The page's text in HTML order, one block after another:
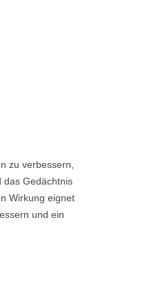
zu verbessern,
das Gedächtnis
Wirkung eignet
und ein